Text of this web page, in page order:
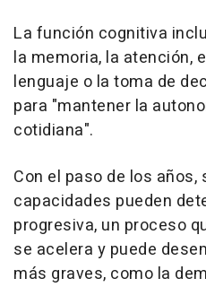
La función cognitiva
la memoria, la atención,
lenguaje o la toma de
para "mantener la
cotidiana".
Con el paso de los años,
capacidades pueden
progresiva, un proceso
se acelera y puede
más graves, como la